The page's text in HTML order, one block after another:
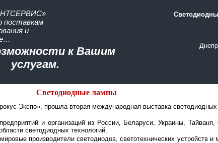
поставкам
и
к Вашим
услугам.
Светодиодные лампы
Экспо», прошла вторая международная выставка
и организаций из России, Беларуси, Украины,
светодиодных технологий.
производители светодиодов, светотехнических устройств и